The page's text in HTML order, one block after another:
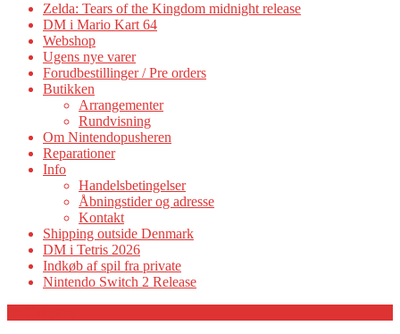
Zelda: Tears of the Kingdom midnight release
DM i Mario Kart 64
Webshop
Ugens nye varer
Forudbestillinger / Pre orders
Butikken
Arrangementer
Rundvisning
Om Nintendopusheren
Reparationer
Info
Handelsbetingelser
Åbningstider og adresse
Kontakt
Shipping outside Denmark
DM i Tetris 2026
Indkøb af spil fra private
Nintendo Switch 2 Release